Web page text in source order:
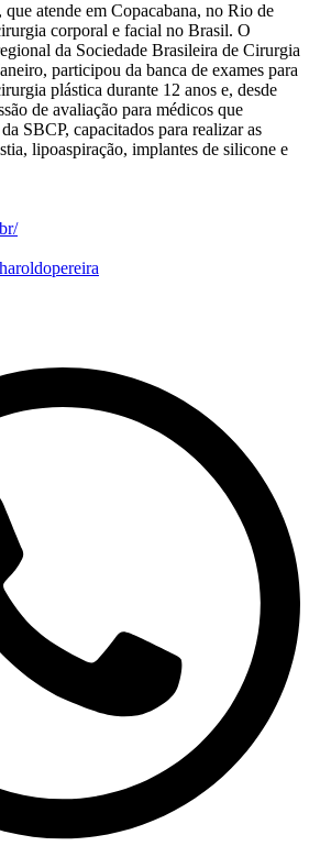
atende em Copacabana, no Rio de
corporal e facial no Brasil. O
da Sociedade Brasileira de Cirurgia
participou da banca de exames para
plástica durante 12 anos e, desde
de avaliação para médicos que
SBCP, capacitados para realizar as
lipoaspiração, implantes de silicone e